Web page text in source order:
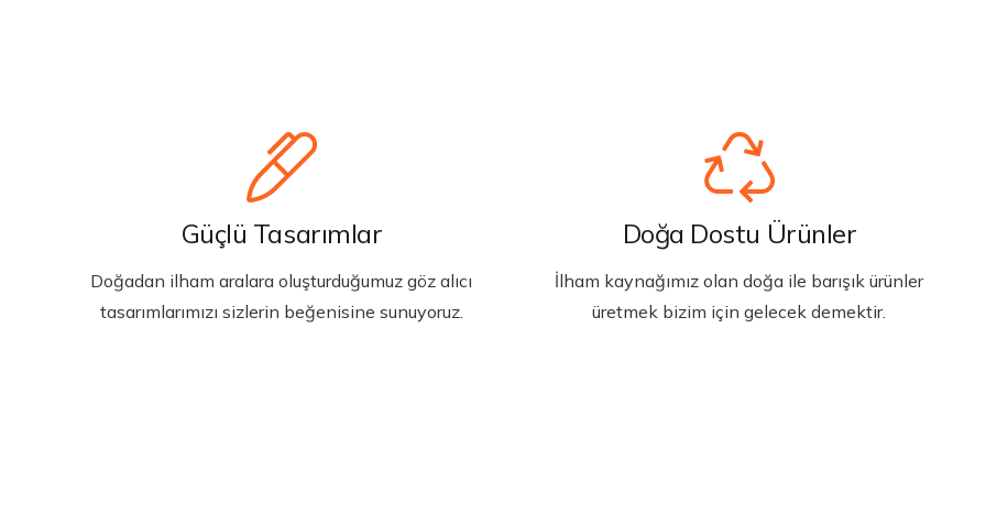
Güçlü Tasarımlar
Doğadan ilham aralara oluşturduğumuz göz alıcı
tasarımlarımızı sizlerin beğenisine sunuyoruz.
Doğa Dostu Ürünler
İlham kaynağımız olan doğa ile barışık ürünler
üretmek bizim için gelecek demektir.